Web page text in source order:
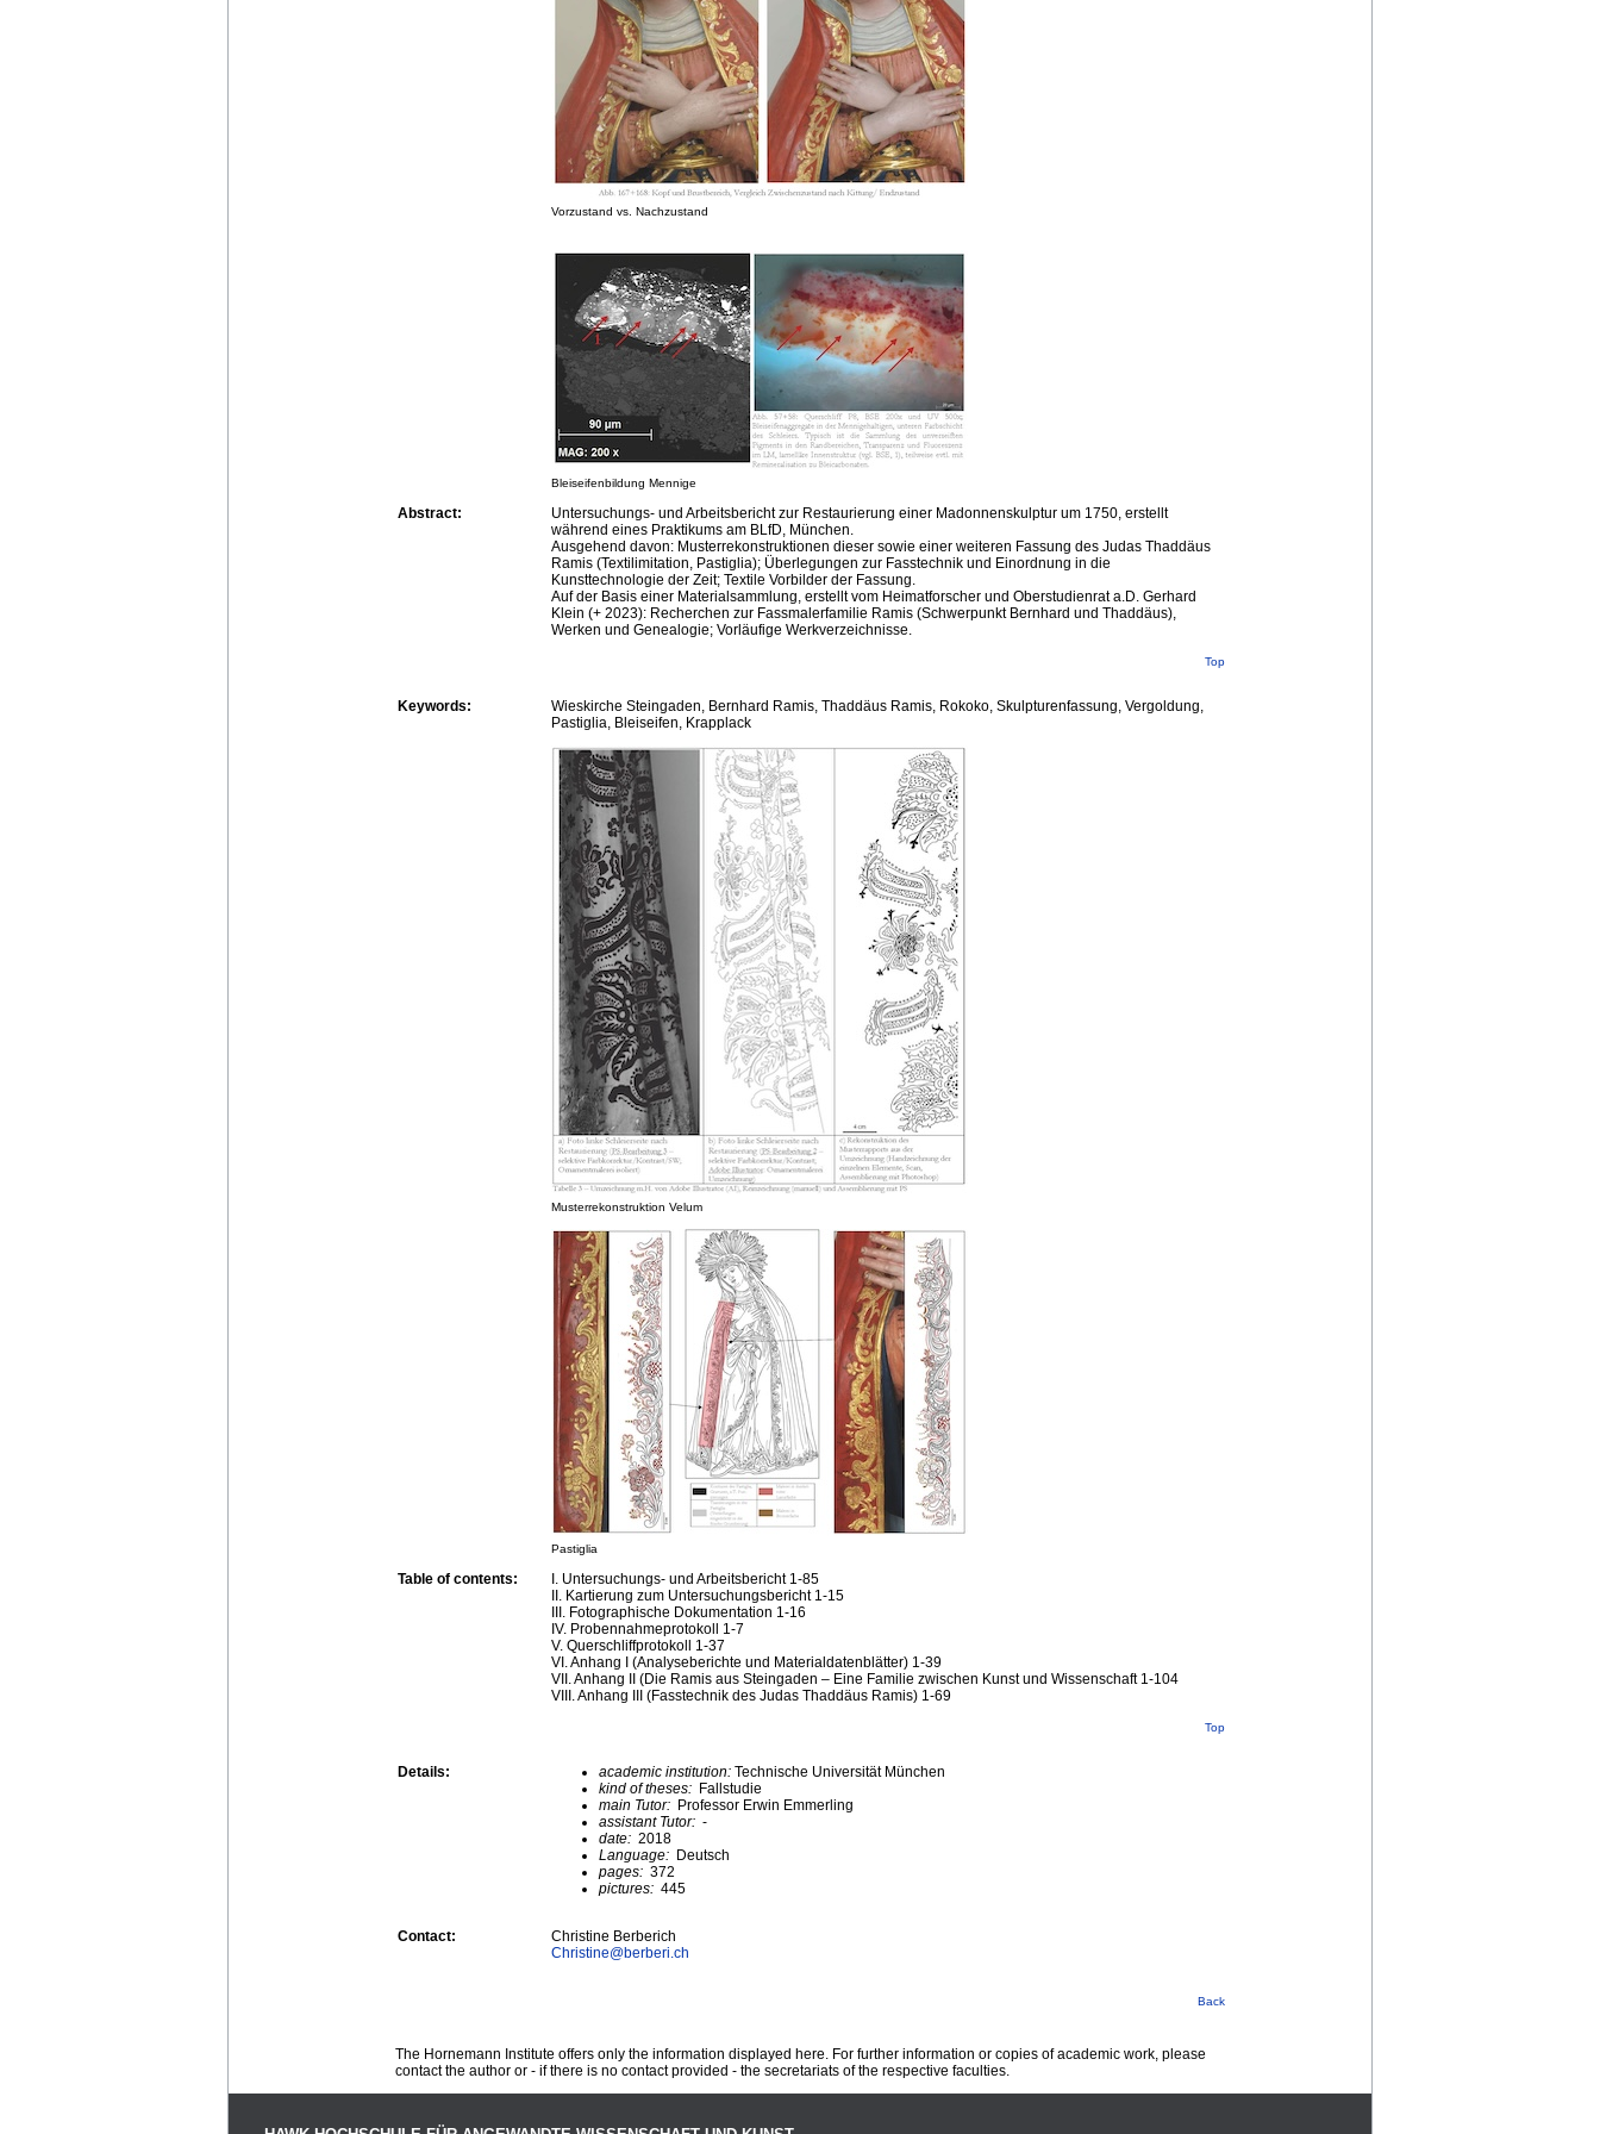
Vorzustand vs. Nachzustand
Bleiseifenbildung Mennige
Abstract:
Untersuchungs- und Arbeitsbericht zur Restaurierung einer Madonnenskulptur um 1750, erstellt
während eines Praktikums am BLfD, München.
Ausgehend davon: Musterrekonstruktionen dieser sowie einer weiteren Fassung des Judas Thaddäus
Ramis (Textilimitation, Pastiglia); Überlegungen zur Fasstechnik und Einordnung in die
Kunsttechnologie der Zeit; Textile Vorbilder der Fassung.
Auf der Basis einer Materialsammlung, erstellt vom Heimatforscher und Oberstudienrat a.D. Gerhard
Klein (+ 2023): Recherchen zur Fassmalerfamilie Ramis (Schwerpunkt Bernhard und Thaddäus),
Werken und Genealogie; Vorläufige Werkverzeichnisse.
Top
Keywords:
Wieskirche Steingaden, Bernhard Ramis, Thaddäus Ramis, Rokoko, Skulpturenfassung, Vergoldung,
Pastiglia, Bleiseifen, Krapplack
Musterrekonstruktion Velum
Pastiglia
Table of contents:
I. Untersuchungs- und Arbeitsbericht 1-85
II. Kartierung zum Untersuchungsbericht 1-15
III. Fotographische Dokumentation 1-16
IV. Probennahmeprotokoll 1-7
V. Querschliffprotokoll 1-37
VI. Anhang I (Analyseberichte und Materialdatenblätter) 1-39
VII. Anhang II (Die Ramis aus Steingaden – Eine Familie zwischen Kunst und Wissenschaft 1-104
VIII. Anhang III (Fasstechnik des Judas Thaddäus Ramis) 1-69
Top
Details: academic institution: Technische Universität München
kind of theses: Fallstudie
main Tutor: Professor Erwin Emmerling
assistant Tutor: -
date: 2018
Language: Deutsch
pages: 372
pictures: 445
Contact:
Christine Berberich
Christine@berberi.ch
Back
The Hornemann Institute offers only the information displayed here. For further information or copies of academic work, please
contact the author or - if there is no contact provided - the secretariats of the respective faculties.